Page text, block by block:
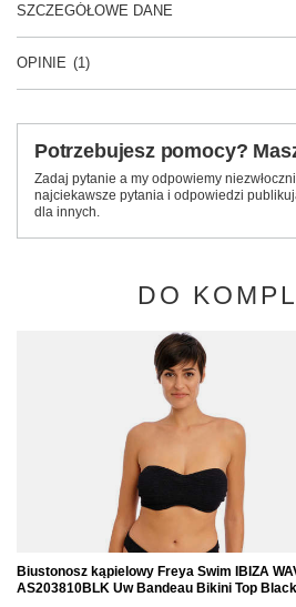
SZCZEGÓŁOWE DANE
OPINIE (1)
Potrzebujesz pomocy?
Zadaj pytanie a my odpowiemy
najciekawsze pytania i odpowiedzi
dla innych.
DO
Biustonosz kąpielowy Freya Swim IBIZA
AS203810BLK Uw Bandeau Bikini Top Black